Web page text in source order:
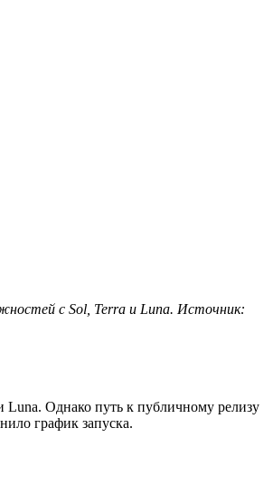
с Sol, Terra и Luna. Источник:
Luna. Однако путь к публичному релизу
график запуска.